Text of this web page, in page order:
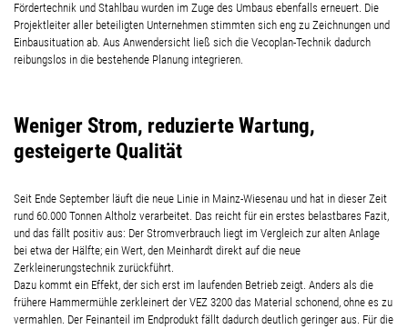
Fördertechnik und Stahlbau wurden im Zuge des Umbaus ebenfalls erneuert. Die
Projektleiter aller beteiligten Unternehmen stimmten sich eng zu Zeichnungen und
Einbausituation ab. Aus Anwendersicht ließ sich die Vecoplan-Technik dadurch
reibungslos in die bestehende Planung integrieren.
Weniger Strom, reduzierte Wartung,
gesteigerte Qualität
Seit Ende September läuft die neue Linie in Mainz-Wiesenau und hat in dieser Zeit
rund 60.000 Tonnen Altholz verarbeitet. Das reicht für ein erstes belastbares Fazit,
und das fällt positiv aus: Der Stromverbrauch liegt im Vergleich zur alten Anlage
bei etwa der Hälfte; ein Wert, den Meinhardt direkt auf die neue
Zerkleinerungstechnik zurückführt.
Dazu kommt ein Effekt, der sich erst im laufenden Betrieb zeigt. Anders als die
frühere Hammermühle zerkleinert der VEZ 3200 das Material schonend, ohne es zu
vermahlen. Der Feinanteil im Endprodukt fällt dadurch deutlich geringer aus. Für die